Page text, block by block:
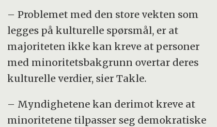
– Problemet med den store vekten som
legges på kulturelle spørsmål, er at
majoriteten ikke kan kreve at personer
med minoritetsbakgrunn overtar deres
kulturelle verdier, sier Takle.
– Myndighetene kan derimot kreve at
minoritetene tilpasser seg demokratiske